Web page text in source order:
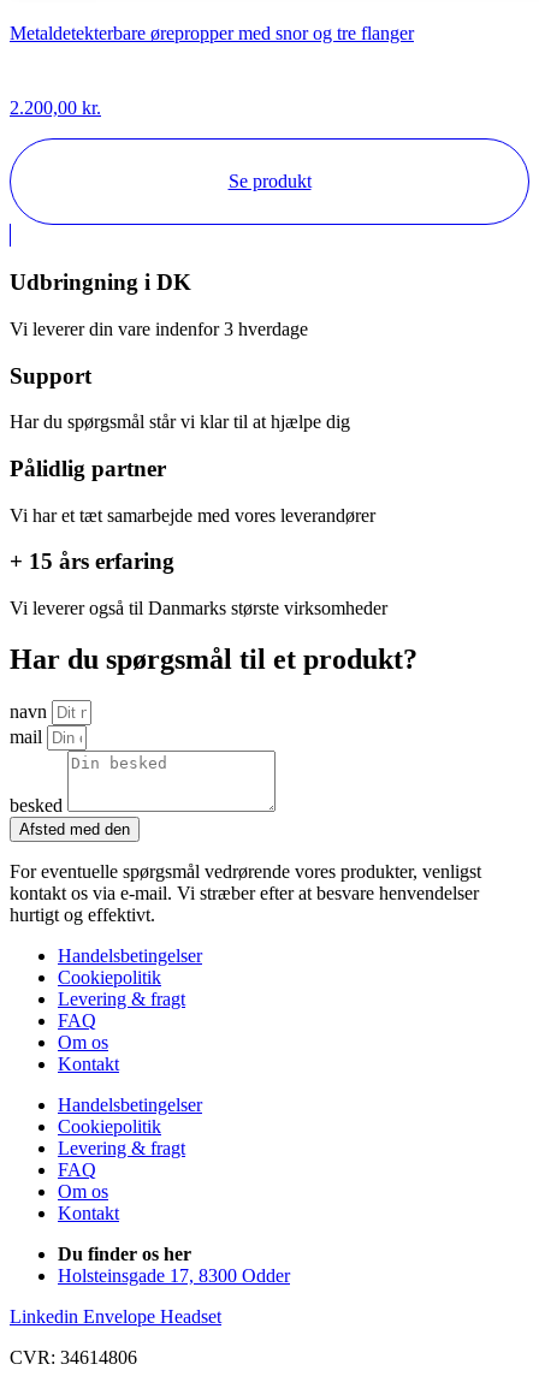
Metaldetekterbare ørepropper med snor og tre flanger
2.200,00 kr.
Se produkt
Udbringning i DK
Vi leverer din vare indenfor 3 hverdage
Support
Har du spørgsmål står vi klar til at hjælpe dig
Pålidlig partner
Vi har et tæt samarbejde med vores leverandører
+ 15 års erfaring
Vi leverer også til Danmarks største virksomheder
Har du spørgsmål til et produkt?
navn
mail
besked
Afsted med den
For eventuelle spørgsmål vedrørende vores produkter, venligst
kontakt os via e-mail. Vi stræber efter at besvare henvendelser
hurtigt og effektivt.
Handelsbetingelser
Cookiepolitik
Levering & fragt
FAQ
Om os
Kontakt
Handelsbetingelser
Cookiepolitik
Levering & fragt
FAQ
Om os
Kontakt
Du finder os her
Holsteinsgade 17, 8300 Odder
Linkedin Envelope Headset
CVR: 34614806